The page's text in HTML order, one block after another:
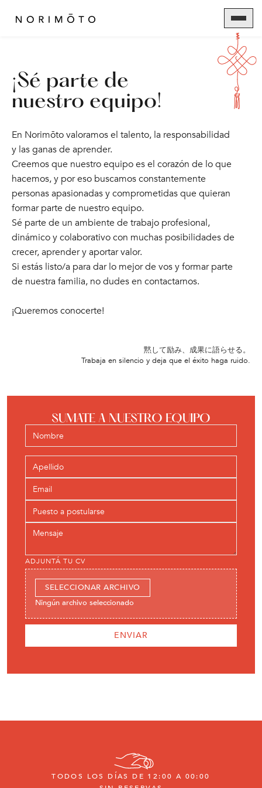
¡Sé parte de
nuestro equipo!
En Norimōto valoramos el talento, la responsabilidad
y las ganas de aprender.
Creemos que nuestro equipo es el corazón de lo que
hacemos, y por eso buscamos constantemente
personas apasionadas y comprometidas que quieran
formar parte de nuestro equipo.
Sé parte de un ambiente de trabajo profesional,
dinámico y colaborativo con muchas posibilidades de
crecer, aprender y aportar valor.
Si estás listo/a para dar lo mejor de vos y formar parte
de nuestra familia, no dudes en contactarnos.
¡Queremos conocerte!
黙して励み、成果に語らせる。
Trabaja en silencio y deja que el éxito haga ruido.
SUMATE A NUESTRO EQUIPO
ADJUNTÁ TU CV
SELECCIONAR ARCHIVO
Ningún archivo seleccionado
TODOS LOS DÍAS DE 12:00 A 00:00